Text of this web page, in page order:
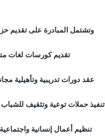
وتشتمل المبادرة على تقديم
تقديم كورسات لغات
عقد دورات تدريبية وتأهيلية
تنفيذ حملات توعية وتثقيف
تنظيم أعمال إنسانية